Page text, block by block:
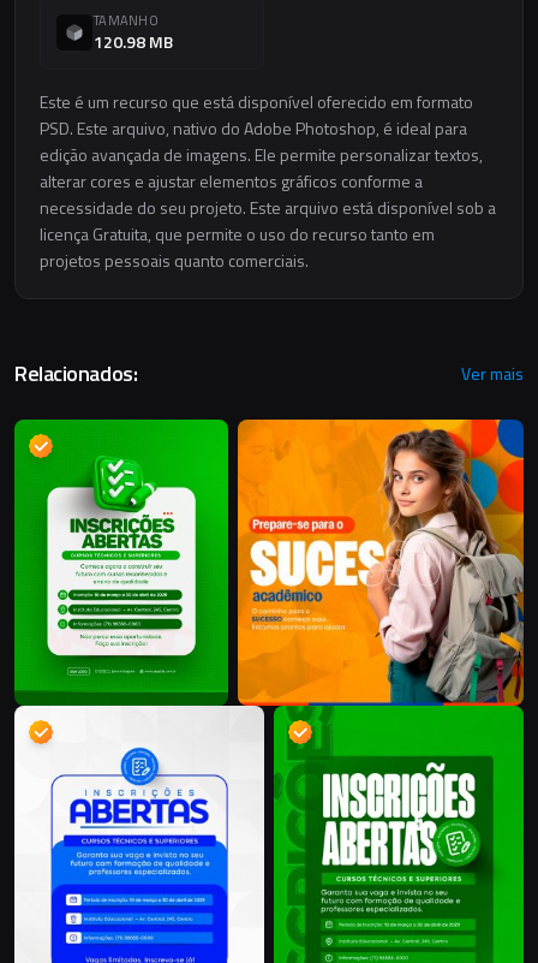
TAMANHO
120.98 MB
Este é um recurso que está disponível oferecido em formato
PSD. Este arquivo, nativo do Adobe Photoshop, é ideal para
edição avançada de imagens. Ele permite personalizar textos,
alterar cores e ajustar elementos gráficos conforme a
necessidade do seu projeto. Este arquivo está disponível sob a
licença Gratuita, que permite o uso do recurso tanto em
projetos pessoais quanto comerciais.
Relacionados: Ver mais